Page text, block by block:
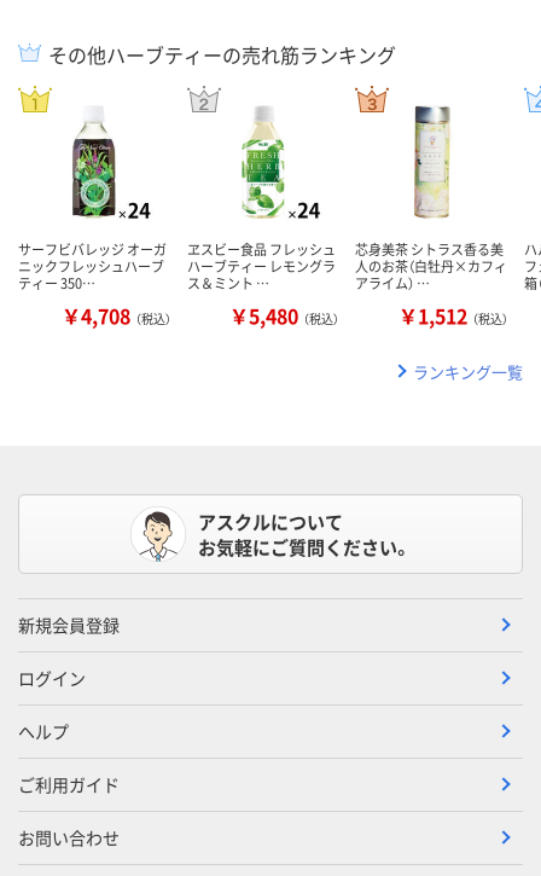
その他ハーブティーの売れ筋ランキング
サーフビバレッジ オーガ
ニックフレッシュハーブ
ティー 350…
￥4,708 （税込）
ヱスビー食品 フレッシュ
ハーブティー レモングラ
ス＆ミント …
￥5,480 （税込）
芯身美茶 シトラス香る美
人のお茶（白牡丹×カフィ
アライム） …
￥1,512 （税込）
箱
ランキング一覧
アスクルについて
お気軽にご質問ください。
新規会員登録
ログイン
ヘルプ
ご利用ガイド
お問い合わせ